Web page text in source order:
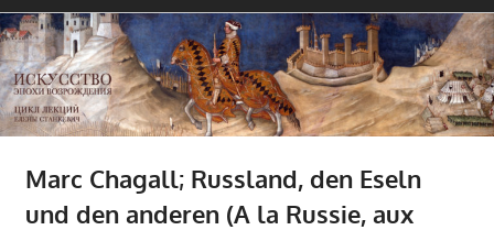
Marc Chagall; Russland, den Eseln
und den anderen (A la Russie, aux